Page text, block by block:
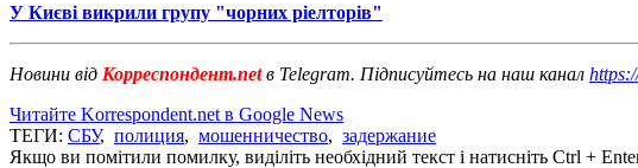
У Києві викрили групу "чорних ріелторів"
Новини від Корреспондент.netв Telegram. Підписуйтесь на наш канал
Читайте Korrespondent.net в Google News
ТЕГИ: СБУ, полиция, мошенничество, задержание
Якщо ви помітили помилку, виділіть необхідний текст і натисніть Ctrl +